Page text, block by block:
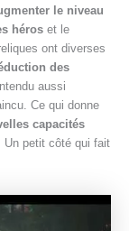
le niveau
héros et le
ont diverses
des
aussi
Ce qui donne
capacités
Un petit côté qui fait